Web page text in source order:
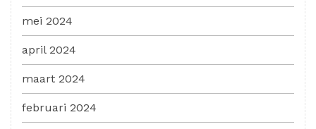
mei 2024
april 2024
maart 2024
februari 2024